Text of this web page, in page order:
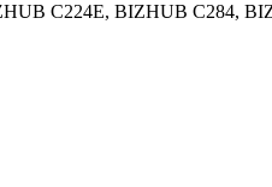
C224E, BIZHUB C284,